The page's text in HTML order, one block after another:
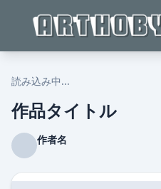
読み込み中...
作品タイトル
作者名